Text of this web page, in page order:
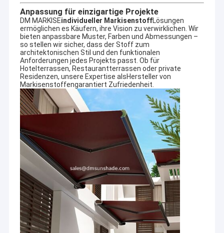
Anpassung für einzigartige Projekte
DM MARKISEindividueller MarkisenstoffLösungen
ermöglichen es Käufern, ihre Vision zu verwirklichen. Wir
bieten anpassbare Muster, Farben und Abmessungen –
so stellen wir sicher, dass der Stoff zum
architektonischen Stil und den funktionalen
Anforderungen jedes Projekts passt. Ob für
Hotelterrassen, Restaurantterrassen oder private
Residenzen, unsere Expertise alsHersteller von
Markisenstoffengarantiert Zufriedenheit.